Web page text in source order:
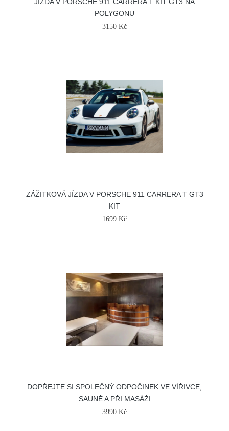
POLYGONU
3150 Kč
ZÁŽITKOVÁ JÍZDA V PORSCHE 911 CARRERA T GT3
KIT
1699 Kč
DOPŘEJTE SI SPOLEČNÝ ODPOČINEK VE VÍŘIVCE,
SAUNĚ A PŘI MASÁŽI
3990 Kč